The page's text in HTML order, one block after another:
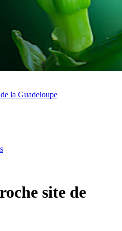
la Guadeloupe
site de